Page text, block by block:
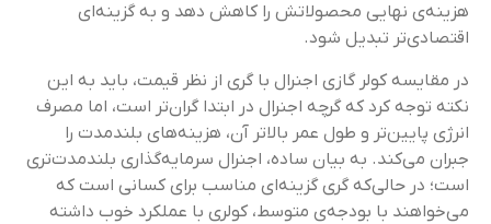
هزینه‌ی نهایی محصولاتش را کاهش دهد و به گزینه‌ای
اقتصادی‌تر تبدیل شود.
در مقایسه کولر گازی اجنرال با گری از نظر قیمت، باید به این
نکته توجه کرد که گرچه اجنرال در ابتدا گران‌تر است، اما مصرف
انرژی پایین‌تر و طول عمر بالاتر آن، هزینه‌های بلندمدت را
جبران می‌کند. به بیان ساده، اجنرال سرمایه‌گذاری بلندمدت‌تری
است؛ در حالی‌که گری گزینه‌ای مناسب برای کسانی است که
می‌خواهند با بودجه‌ی متوسط، کولری با عملکرد خوب داشته